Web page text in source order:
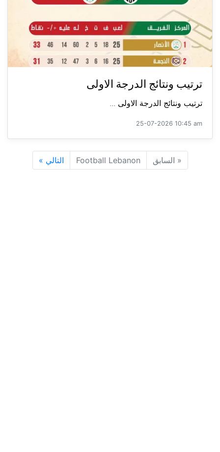
ترتيب ونتائج الدرجة الاولى
ترتيب ونتائج الدرجة الاولى ...
25-07-2026 10:45 am
« السابق Football Lebanon التالي »